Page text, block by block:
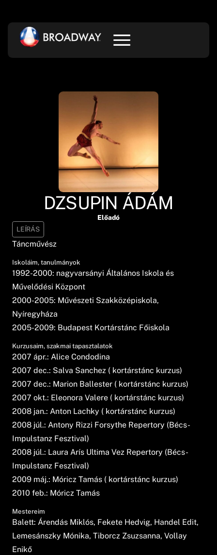
DZSUPIN ÁDÁM
Előadó
LEÍRÁS
Táncművész
Iskoláim, tanulmányok
1992-2000: nagyvarsányi Általános Iskola és
Művelődési Központ
2000-2005: Művészeti Szakközépiskola,
Nyíregyháza
2005-2009: Budapest Kortárstánc Főiskola
Kurzusaim, szakmai tapasztalatok
2007 ápr.: Alice Condodina
2007 dec.: Salva Sanchez ( kortárstánc kurzus)
2007 dec.: Marion Ballester ( kortárstánc kurzus)
2007 okt.: Eleonora Valere ( kortárstánc kurzus)
2008 jan.: Anton Lachky ( kortárstánc kurzus)
2008 júl.: Antony Rizzi Forsythe Repertory (Bécs-
Impulstanz Fesztival)
2008 júl.: Laura Arís Ultima Vez Repertory (Bécs-
Impulstanz Fesztival)
2009 máj.: Móricz Tamás ( kortárstánc kurzus)
2010 feb.: Móricz Tamás
Mestereim
Balett: Árendás Miklós, Fekete Hedvig, Handel Edit,
Lemesánszky Mónika, Tiborcz Zsuzsanna, Vollay
Enikő